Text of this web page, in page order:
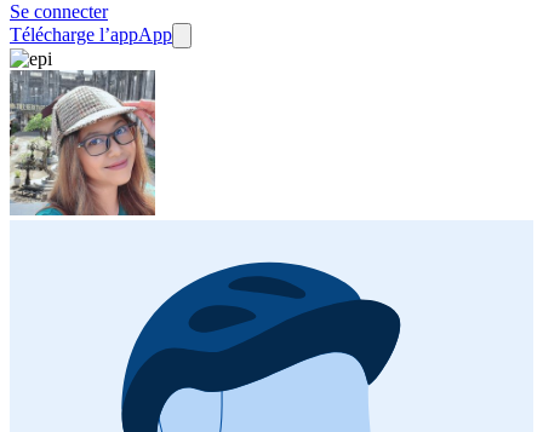
Se connecter
Télécharge l’appApp